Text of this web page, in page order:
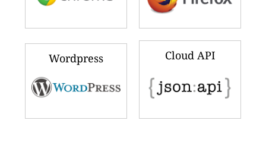
Wordpress Cloud API